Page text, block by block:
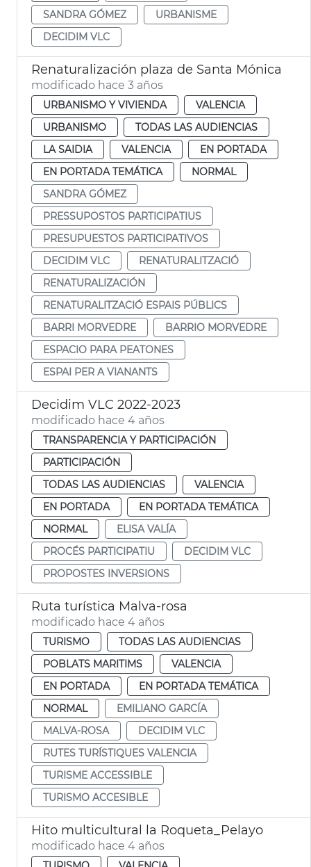
SANDRA GÓMEZ
URBANISME
DECIDIM VLC
Renaturalización plaza de Santa Mónica
modificado hace 3 años
URBANISMO Y VIVIENDA
VALENCIA
URBANISMO
TODAS LAS AUDIENCIAS
LA SAIDIA
VALENCIA
EN PORTADA
EN PORTADA TEMÁTICA
NORMAL
SANDRA GÓMEZ
PRESSUPOSTOS PARTICIPATIUS
PRESUPUESTOS PARTICIPATIVOS
DECIDIM VLC
RENATURALITZACIÓ
RENATURALIZACIÓN
RENATURALITZACIÓ ESPAIS PÚBLICS
BARRI MORVEDRE
BARRIO MORVEDRE
ESPACIO PARA PEATONES
ESPAI PER A VIANANTS
Decidim VLC 2022-2023
modificado hace 4 años
TRANSPARENCIA Y PARTICIPACIÓN
PARTICIPACIÓN
TODAS LAS AUDIENCIAS
VALENCIA
EN PORTADA
EN PORTADA TEMÁTICA
NORMAL
ELISA VALÍA
PROCÉS PARTICIPATIU
DECIDIM VLC
PROPOSTES INVERSIONS
Ruta turística Malva-rosa
modificado hace 4 años
TURISMO
TODAS LAS AUDIENCIAS
POBLATS MARITIMS
VALENCIA
EN PORTADA
EN PORTADA TEMÁTICA
NORMAL
EMILIANO GARCÍA
MALVA-ROSA
DECIDIM VLC
RUTES TURÍSTIQUES VALENCIA
TURISME ACCESSIBLE
TURISMO ACCESIBLE
Hito multicultural la Roqueta_Pelayo
modificado hace 4 años